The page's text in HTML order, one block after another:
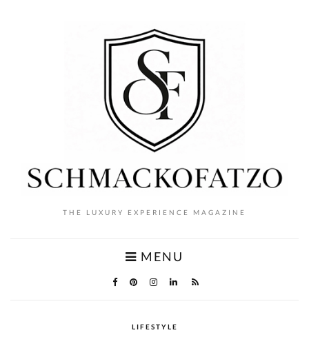
THE LUXURY EXPERIENCE MAGAZINE
MENU
LIFESTYLE